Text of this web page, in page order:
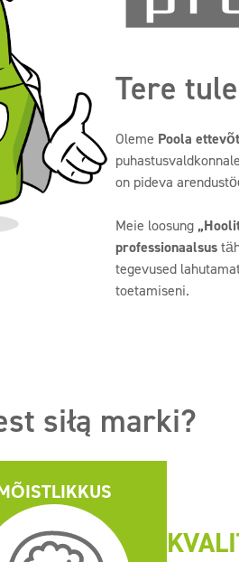
Tere
Oleme Poola
on pideva
Meie loosung
professionaalsus
tegevused
toetamiseni.
siłą marki?